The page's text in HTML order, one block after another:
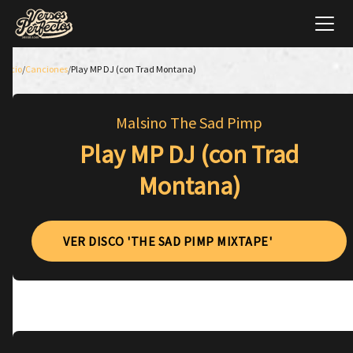
Inicio/Canciones/Play MP DJ (con Trad Montana)
Malsino The Sad Pimp
Play MP DJ (con Trad
Montana)
VER DISCO 'THE SAD PIMP MIXTAPE'